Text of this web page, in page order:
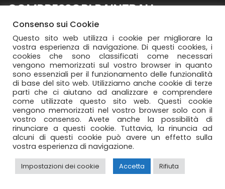
COMPRESSORI PAINTBALL
@ 2001/2020 O.L.ME.VA. Srl • P. Iva: 00299090175
Consenso sui Cookie
Questo sito web utilizza i cookie per migliorare la
vostra esperienza di navigazione. Di questi cookies, i
cookies che sono classificati come necessari
vengono memorizzati sul vostro browser in quanto
sono essenziali per il funzionamento delle funzionalità
di base del sito web. Utilizziamo anche cookie di terze
parti che ci aiutano ad analizzare e comprendere
come utilizzate questo sito web. Questi cookie
vengono memorizzati nel vostro browser solo con il
vostro consenso. Avete anche la possibilità di
rinunciare a questi cookie. Tuttavia, la rinuncia ad
alcuni di questi cookie può avere un effetto sulla
vostra esperienza di navigazione.
Impostazioni dei cookie Accetta Rifiuta